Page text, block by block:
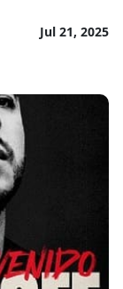
Jul 21, 2025